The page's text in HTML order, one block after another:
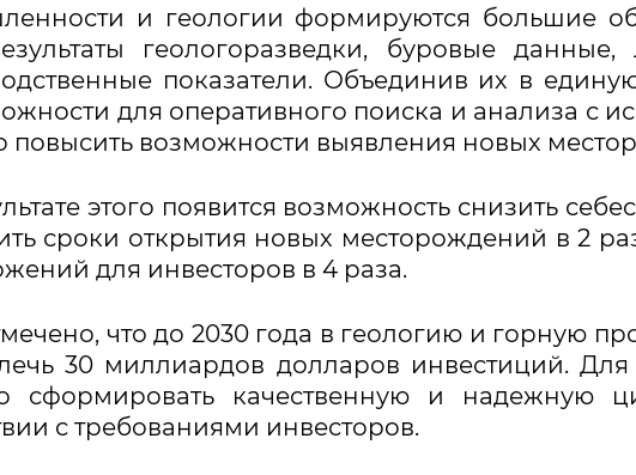
и геологии формируются большие
геологоразведки, буровые данные,
показатели. Объединив их в
для оперативного поиска и анализа с
возможности выявления новых
этого появится возможность снизить
сроки открытия новых месторождений в 2
для инвесторов в 4 раза.
что до 2030 года в геологию и горную
30 миллиардов долларов инвестиций. Для
сформировать качественную и надежную
с требованиями инвесторов.